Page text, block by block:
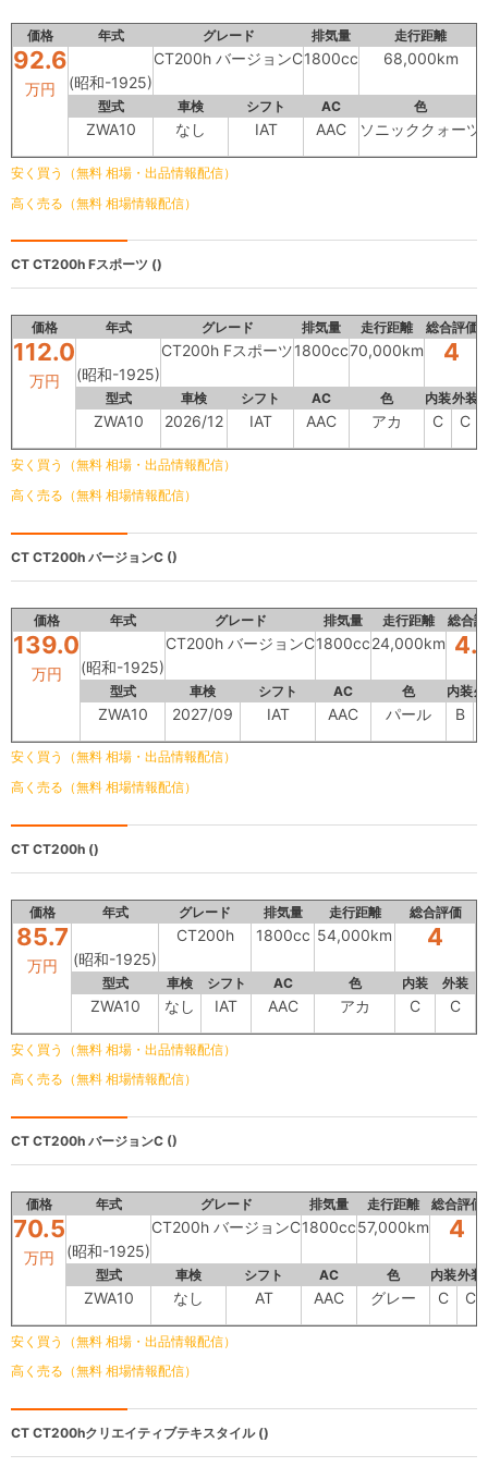
価格 年式 グレード 排気量 走行距離
92.6
万円 (昭和-1925)
CT200h バージョンC1800cc 68,000km
型式 車検 シフト AC 色
ZWA10 なし IAT AAC ソニッククォーツ
安く買う（無料 相場・出品情報配信）
高く売る（無料 相場情報配信）
CT CT200h Fスポーツ ()
価格 年式 グレード 排気量 走行距離 総合評価
112.0
万円 (昭和-1925)
CT200h Fスポーツ1800cc70,000km 4
型式 車検 シフト AC 色 内装外装
ZWA10 2026/12 IAT AAC アカ C C
安く買う（無料 相場・出品情報配信）
高く売る（無料 相場情報配信）
CT CT200h バージョンC ()
価格 年式 グレード 排気量 走行距離 総合
139.0
万円 (昭和-1925)
CT200h バージョンC1800cc24,000km
型式 車検 シフト AC 色 内装
ZWA10 2027/09 IAT AAC パール B
安く買う（無料 相場・出品情報配信）
高く売る（無料 相場情報配信）
CT CT200h ()
価格 年式 グレード 排気量 走行距離 総合評価
85.7
万円 (昭和-1925)
CT200h 1800cc 54,000km 4
型式 車検 シフト AC 色 内装 外装
ZWA10 なし IAT AAC アカ C C
安く買う（無料 相場・出品情報配信）
高く売る（無料 相場情報配信）
CT CT200h バージョンC ()
価格 年式 グレード 排気量 走行距離 総合評価
70.5
万円 (昭和-1925)
CT200h バージョンC1800cc57,000km 4
型式 車検 シフト AC 色 内装外装
ZWA10 なし AT AAC グレー C C
安く買う（無料 相場・出品情報配信）
高く売る（無料 相場情報配信）
CT CT200hクリエイティブテキスタイル ()